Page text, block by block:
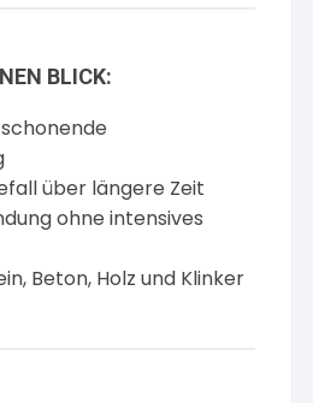
BLICK:
über längere Zeit
ohne intensives
Beton, Holz und Klinker